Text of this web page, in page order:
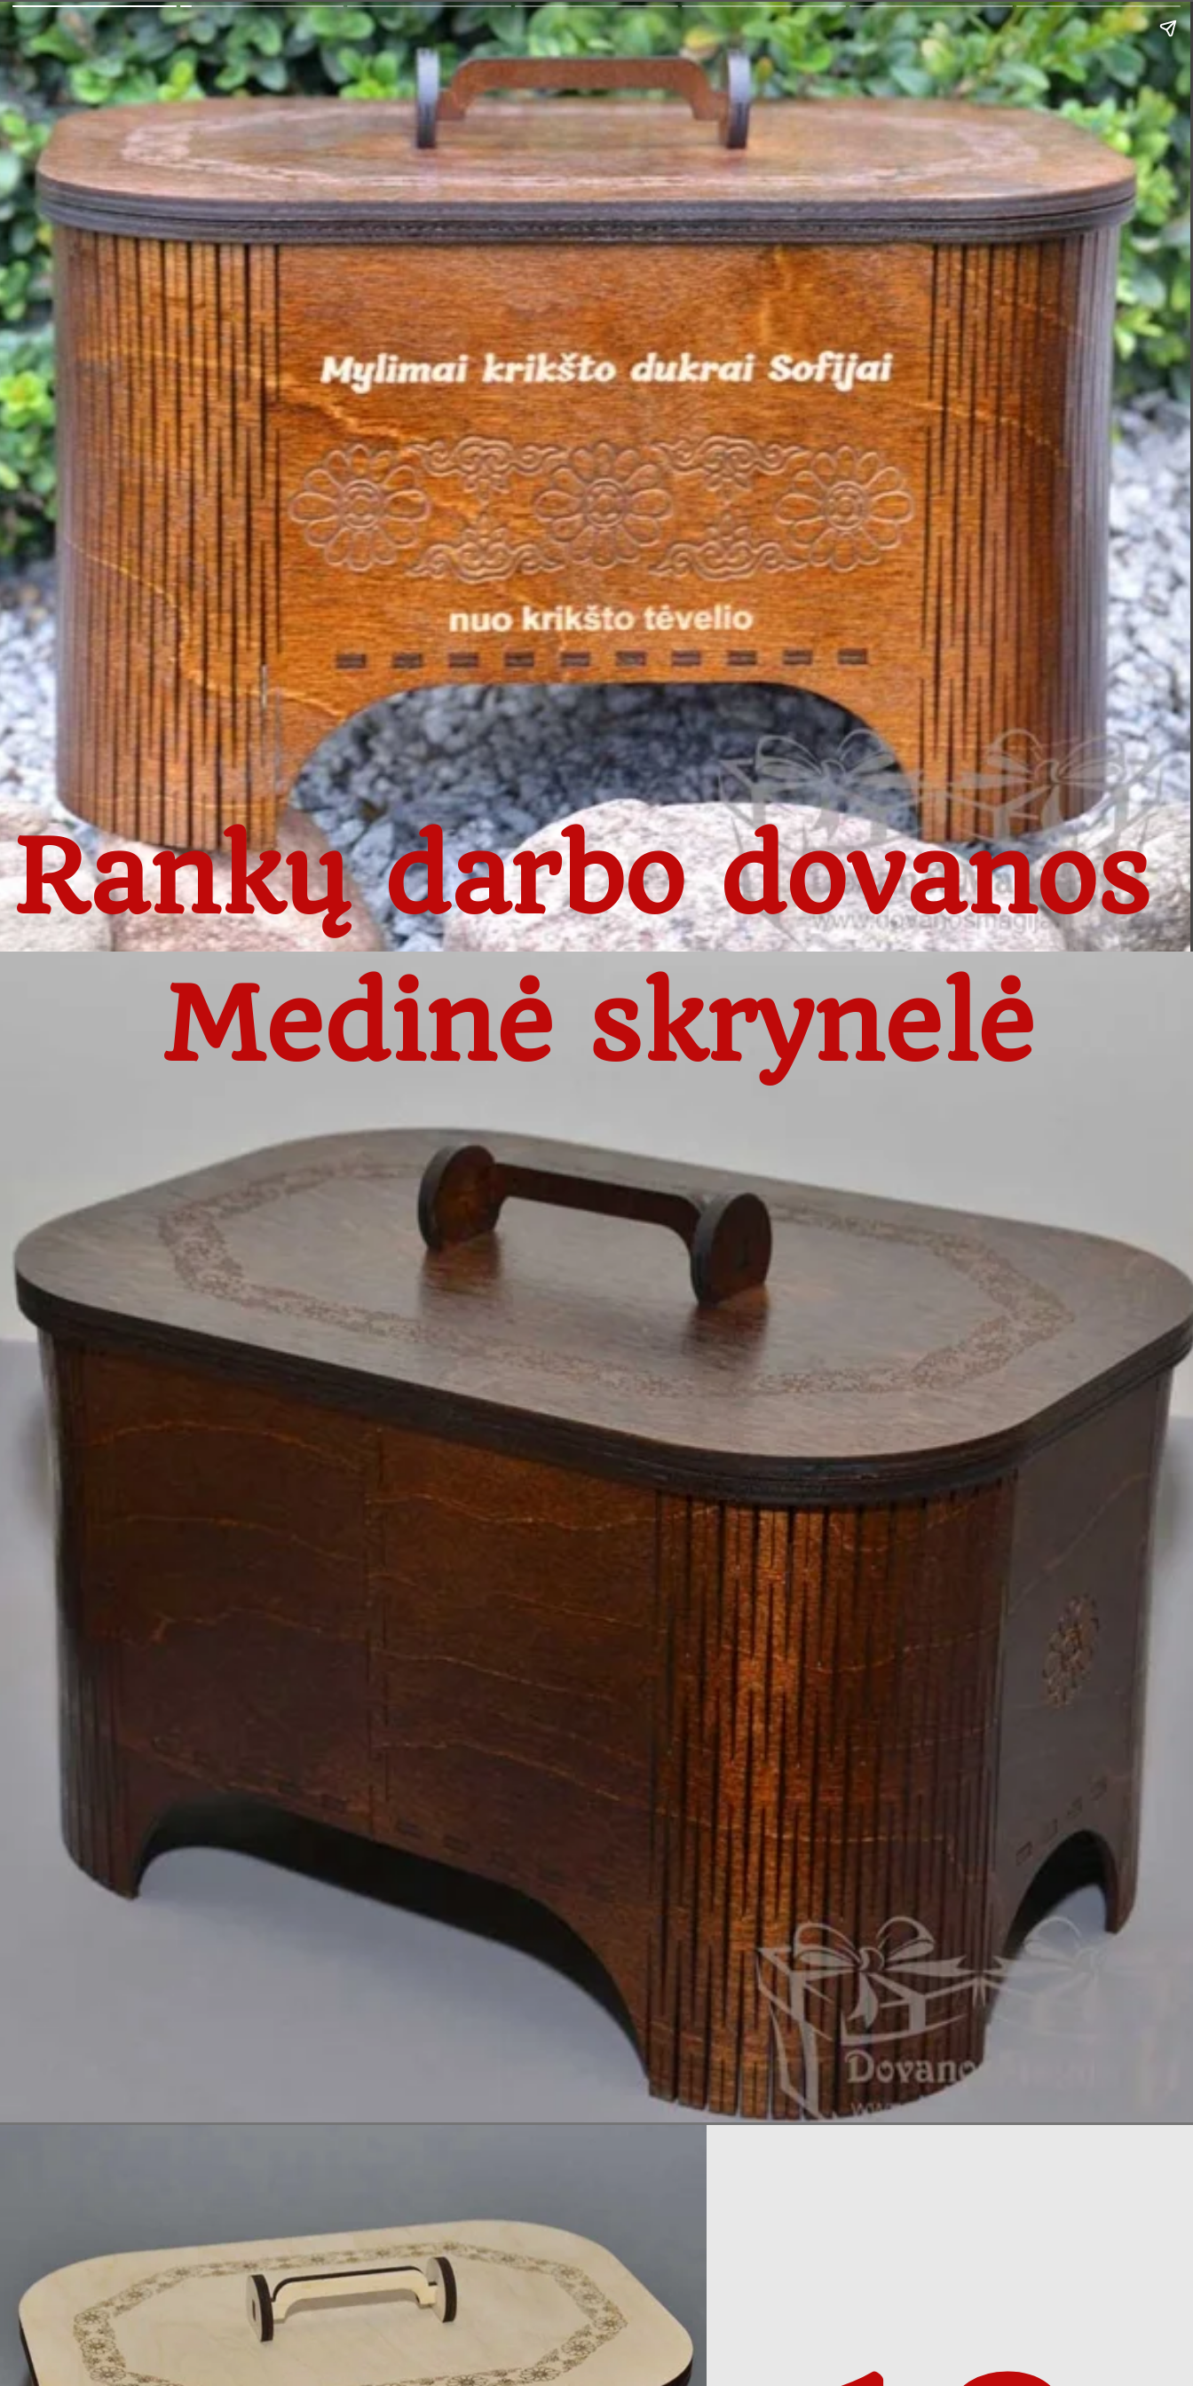
Rankų darbo dovanos
Medinė skrynelė